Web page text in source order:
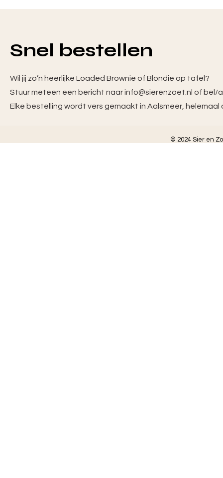
Snel bestellen
Wil jij zo’n heerlijke Loaded Brownie of Blondie op tafel?
Stuur meteen een bericht naar info@sierenzoet.nl of
Elke bestelling wordt vers gemaakt in Aalsmeer, helemaal
© 2024 Sier en